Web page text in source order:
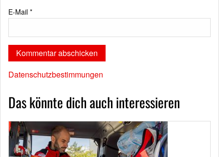
E-Mail *
Datenschutzbestimmungen
Das könnte dich auch interessieren